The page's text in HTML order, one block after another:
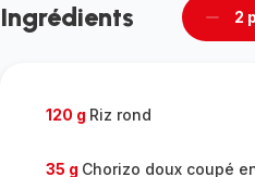
Ingrédients 2
120 g Riz rond
35 g Chorizo doux coupé